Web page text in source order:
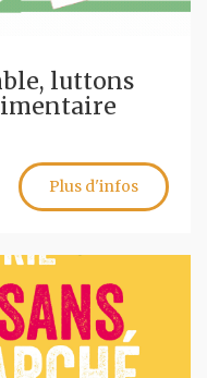
luttons
Plus d'infos